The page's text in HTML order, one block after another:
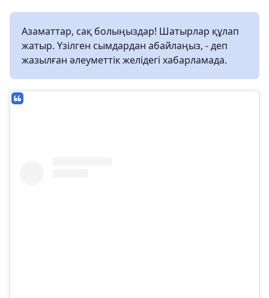
Азаматтар, сақ болыңыздар! Шатырлар құлап
жатыр. Үзілген сымдардан абайлаңыз, - деп
жазылған әлеуметтік желідегі хабарламада.